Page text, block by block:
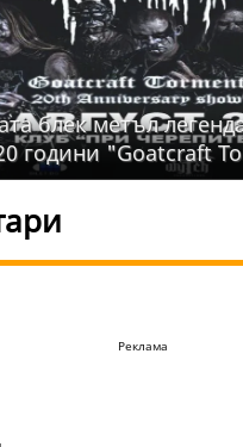
блек метъл
години "Goatcraft
Реклама